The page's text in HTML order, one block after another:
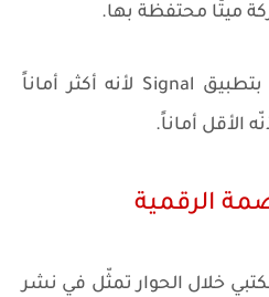
ميتّا محتفظة بها.
ويمكن إستبدال وتساب بتطبيق Signal لأنه أكثر أماناً
الأقل أماناً.
الرقمية
خلال الحوار تمثّل في نشر